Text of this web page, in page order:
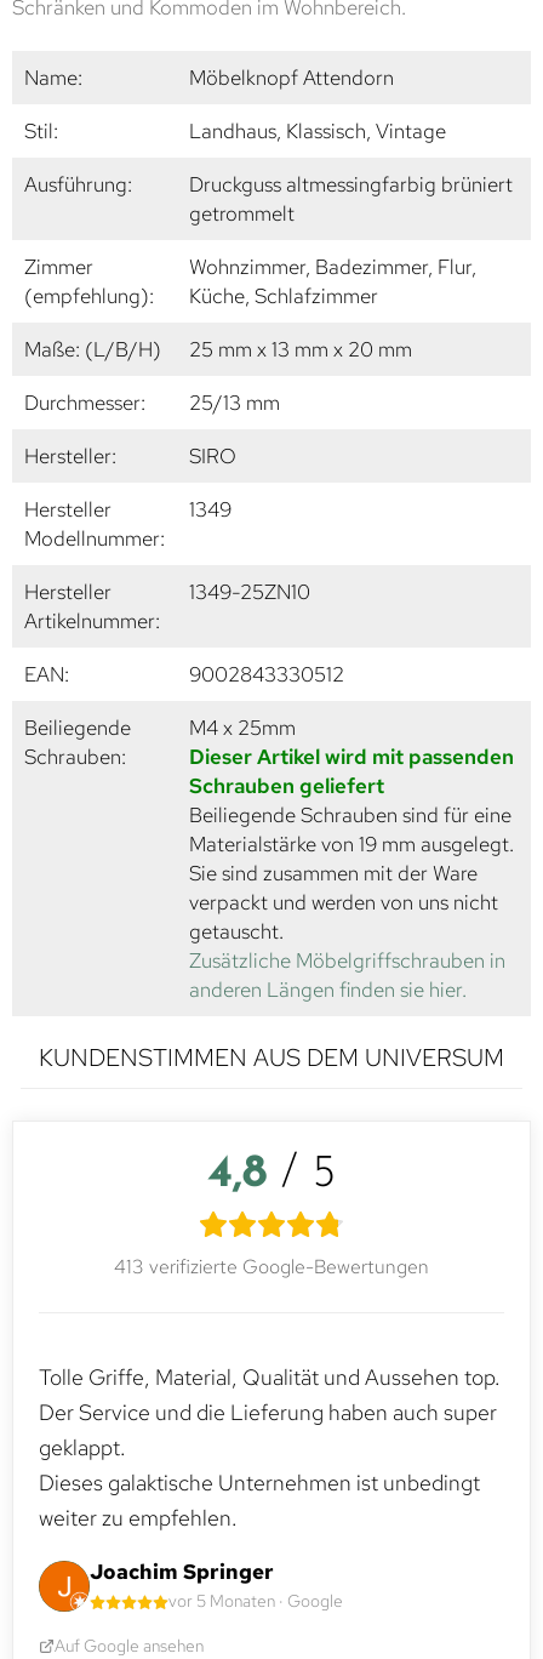
Schränken und Kommoden im Wohnbereich.
Name:
Möbelknopf Attendorn
Stil:
Landhaus, Klassisch, Vintage
Ausführung:
Druckguss altmessingfarbig brüniert
getrommelt
Zimmer
(empfehlung):
Wohnzimmer, Badezimmer, Flur,
Küche, Schlafzimmer
Maße: (L/B/H)
25 mm x 13 mm x 20 mm
Durchmesser:
25/13 mm
Hersteller:
SIRO
Hersteller
Modellnummer:
1349
Hersteller
Artikelnummer:
1349-25ZN10
EAN:
9002843330512
Beiliegende
Schrauben:
M4 x 25mm
Dieser Artikel wird mit passenden
Schrauben geliefert
Beiliegende Schrauben sind für eine
Materialstärke von 19 mm ausgelegt.
Sie sind zusammen mit der Ware
verpackt und werden von uns nicht
getauscht.
Zusätzliche Möbelgriffschrauben in
anderen Längen finden sie hier.
KUNDENSTIMMEN AUS DEM UNIVERSUM
4,8 / 5
413 verifizierte Google-Bewertungen
Tolle Griffe, Material, Qualität und Aussehen top.
Der Service und die Lieferung haben auch super
geklappt.
Dieses galaktische Unternehmen ist unbedingt
weiter zu empfehlen.
Joachim Springer
vor 5 Monaten · Google
Auf Google ansehen